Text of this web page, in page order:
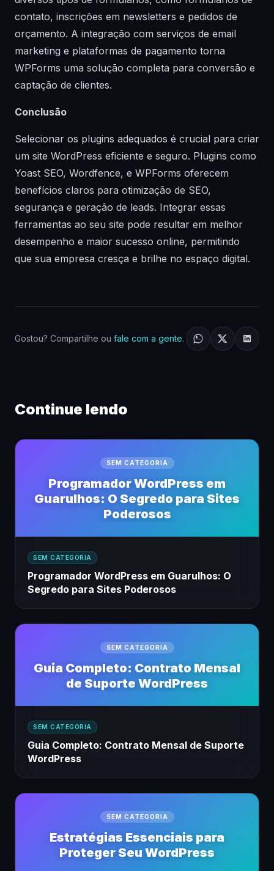
contato, inscrições em newsletters e pedidos de
orçamento. A integração com serviços de email
marketing e plataformas de pagamento torna
WPForms uma solução completa para conversão e
captação de clientes.
Conclusão
Selecionar os plugins adequados é crucial para criar
um site WordPress eficiente e seguro. Plugins como
Yoast SEO, Wordfence, e WPForms oferecem
benefícios claros para otimização de SEO,
segurança e geração de leads. Integrar essas
ferramentas ao seu site pode resultar em melhor
desempenho e maior sucesso online, permitindo
que sua empresa cresça e brilhe no espaço digital.
Gostou? Compartilhe ou fale com a gente.
Continue lendo
SEM CATEGORIA
Programador WordPress em
Guarulhos: O Segredo para Sites
Poderosos
SEM CATEGORIA
Programador WordPress em Guarulhos: O
Segredo para Sites Poderosos
SEM CATEGORIA
Guia Completo: Contrato Mensal
de Suporte WordPress
SEM CATEGORIA
Guia Completo: Contrato Mensal de Suporte
WordPress
SEM CATEGORIA
Estratégias Essenciais para
Proteger Seu WordPress